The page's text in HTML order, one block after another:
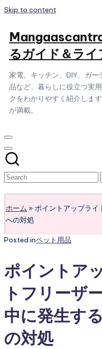
Skip to content
るガイド＆ラ
家電、キッチン、DIY、ガ
品など、暮らしに役立つ実
クをわかりやすく紹介しま
が満載。
ホーム » ポイントアップラ
への対処
Posted inペット用品
ポイントア
トフリーザ
中に発生す
の対処